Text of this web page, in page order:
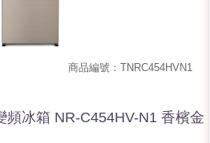
商品編號：TNRC454HVN1
頻冰箱 NR-C454HV-N1 香檳金